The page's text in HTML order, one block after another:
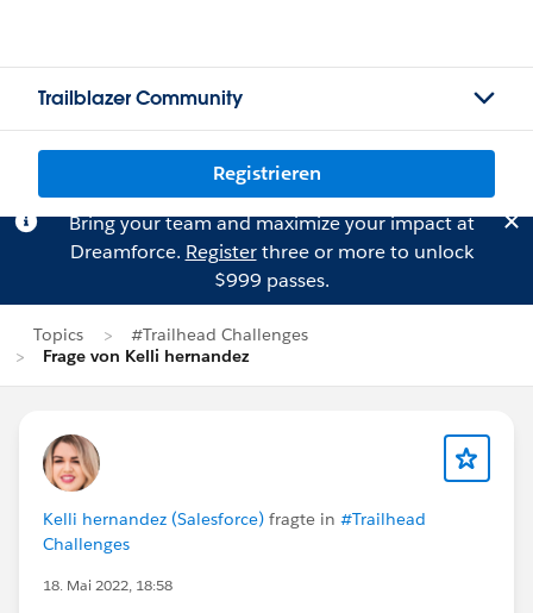
Trailblazer Community
Registrieren
Bring your team and maximize your impact at
Dreamforce. Registerthree or more to unlock
$999 passes.
Topics
#Trailhead Challenges
Frage von Kelli hernandez
Kelli hernandez (Salesforce) fragte in #Trailhead
Challenges
18. Mai 2022, 18:58